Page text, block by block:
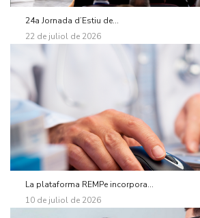
24a Jornada d’Estiu de...
22 de juliol de 2026
La plataforma REMPe incorpora...
10 de juliol de 2026